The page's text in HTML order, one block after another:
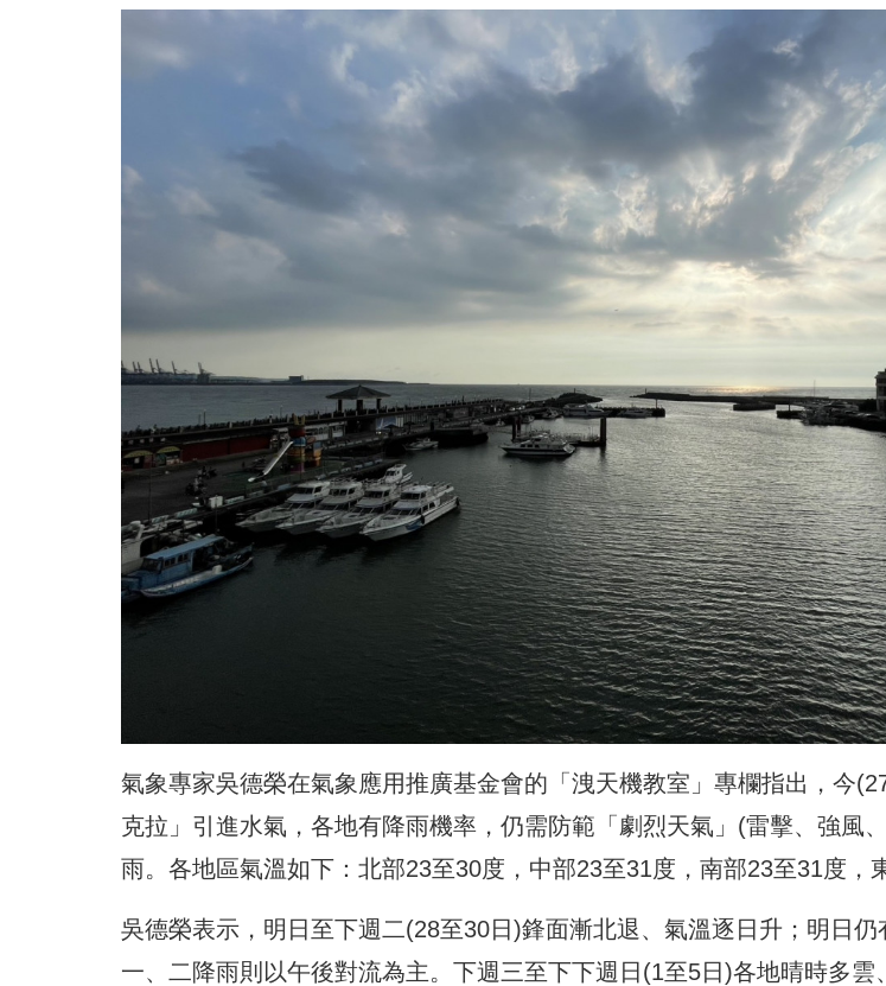
氣象專家吳德榮在氣象應用推廣基金會的「洩天機教室」專欄指出，今
克拉」引進水氣，各地有降雨機率，仍需防範「劇烈天氣」(雷擊、強風
雨。各地區氣溫如下：北部23至30度，中部23至31度，南部23至31度，
吳德榮表示，明日至下週二(28至30日)鋒面漸北退、氣溫逐日升；明日仍
一、二降雨則以午後對流為主。下週三至下下週日(1至5日)各地晴時多雲